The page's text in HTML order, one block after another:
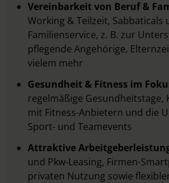
Vereinbarkeit von Beruf &
Working & Teilzeit, Sabbaticals
Familienservice, z. B. zur
pflegende Angehörige,
vielem mehr
Gesundheit & Fitness im
regelmäßige Gesundheitstage,
mit Fitness-Anbietern und die
Sport- und Teamevents
Attraktive
und Pkw-Leasing, Firmen-
privaten Nutzung sowie